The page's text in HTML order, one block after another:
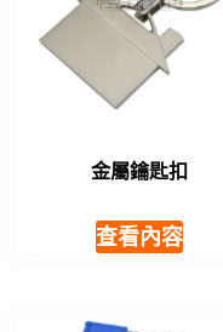
金屬鑰匙扣
查看內容